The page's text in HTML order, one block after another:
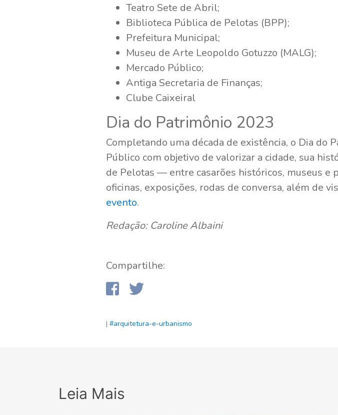
Teatro Sete de Abril;
Biblioteca Pública de Pelotas (BPP);
Prefeitura Municipal;
Museu de Arte Leopoldo Gotuzzo (MALG);
Mercado Público;
Antiga Secretaria de Finanças;
Clube Caixeiral
Dia do Patrimônio 2023
Completando uma década de existência, o Dia
Público com objetivo de valorizar a cidade, sua
de Pelotas — entre casarões históricos, museus
oficinas, exposições, rodas de conversa, além de
evento.
Redação: Caroline Albaini
Compartilhe:
| #arquitetura-e-urbanismo
Leia Mais